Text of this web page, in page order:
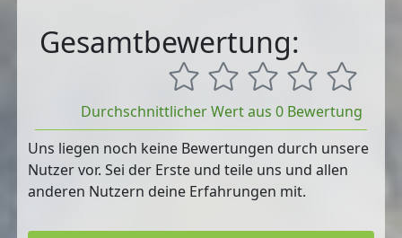
Gesamtbewertung:
Durchschnittlicher Wert aus 0 Bewertung
Uns liegen noch keine Bewertungen durch unsere
Nutzer vor. Sei der Erste und teile uns und allen
anderen Nutzern deine Erfahrungen mit.